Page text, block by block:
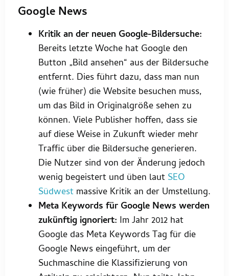
Google News
Kritik an der neuen Google-Bildersuche:
Bereits letzte Woche hat Google den
Button „Bild ansehen“ aus der Bildersuche
entfernt. Dies führt dazu, dass man nun
(wie früher) die Website besuchen muss,
um das Bild in Originalgröße sehen zu
können. Viele Publisher hoffen, dass sie
auf diese Weise in Zukunft wieder mehr
Traffic über die Bildersuche generieren.
Die Nutzer sind von der Änderung jedoch
wenig begeistert und üben laut SEO
Südwest massive Kritik an der Umstellung.
Meta Keywords für Google News werden
zukünftig ignoriert: Im Jahr 2012 hat
Google das Meta Keywords Tag für die
Google News eingeführt, um der
Suchmaschine die Klassifizierung von